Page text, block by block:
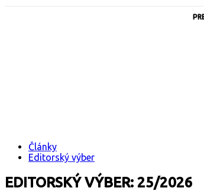
Články
Editorský výber
EDITORSKÝ VÝBER: 25/2026